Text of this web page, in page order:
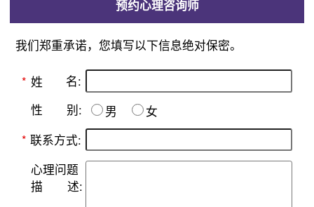
预约心理咨询师
我们郑重承诺，您填写以下信息绝对保密。
* 姓 名:
性 别: 男
女
* 联系方式:
心理问题
描
述: